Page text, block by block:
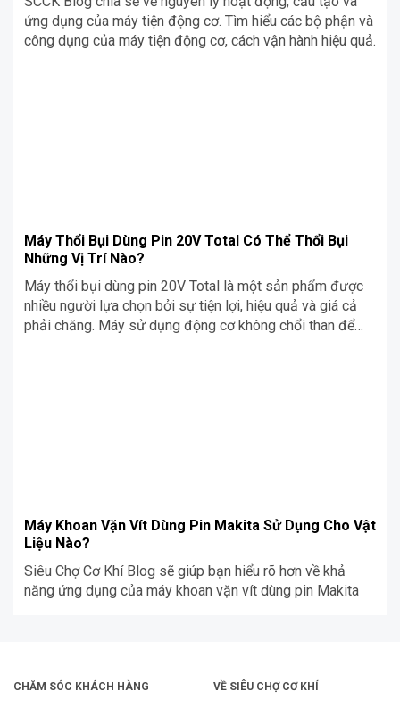
ứng dụng của máy tiện động cơ. Tìm hiểu các bộ phận và
công dụng của máy tiện động cơ, cách vận hành hiệu quả.
Máy Thổi Bụi Dùng Pin 20V Total Có Thể Thổi Bụi
Những Vị Trí Nào?
Máy thổi bụi dùng pin 20V Total là một sản phẩm được
nhiều người lựa chọn bởi sự tiện lợi, hiệu quả và giá cả
phải chăng. Máy sử dụng động cơ không chổi than để
Máy Khoan Vặn Vít Dùng Pin Makita Sử Dụng Cho Vật
Liệu Nào?
Siêu Chợ Cơ Khí Blog sẽ giúp bạn hiểu rõ hơn về khả
năng ứng dụng của máy khoan vặn vít dùng pin Makita
CHĂM SÓC KHÁCH HÀNG VỀ SIÊU CHỢ CƠ KHÍ